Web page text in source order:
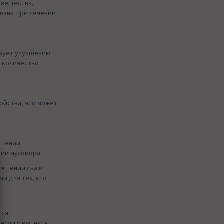
при лечении
улучшению
количество
что может
мухомора.
сна и
для тех, кто